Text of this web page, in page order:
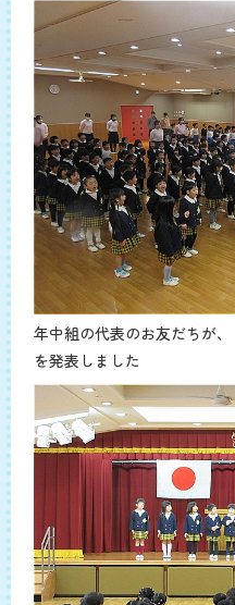
年中組の代表のお友だちが
を発表しました